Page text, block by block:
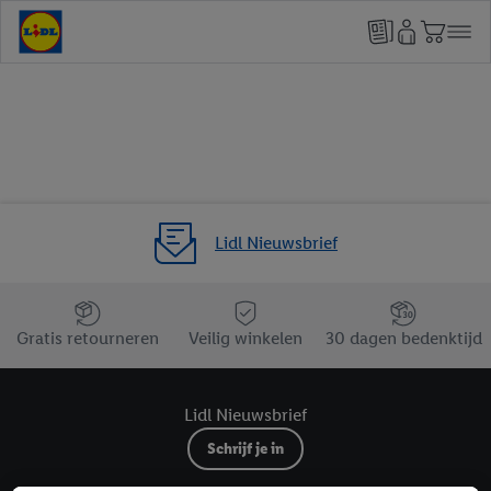
Lidl Nieuwsbrief
Jouw voordelen bij ons als Lidl webshop klant
Gratis retourneren
Veilig winkelen 30 dagen bedenktijd
Lidl Nieuwsbrief
Schrijf je in